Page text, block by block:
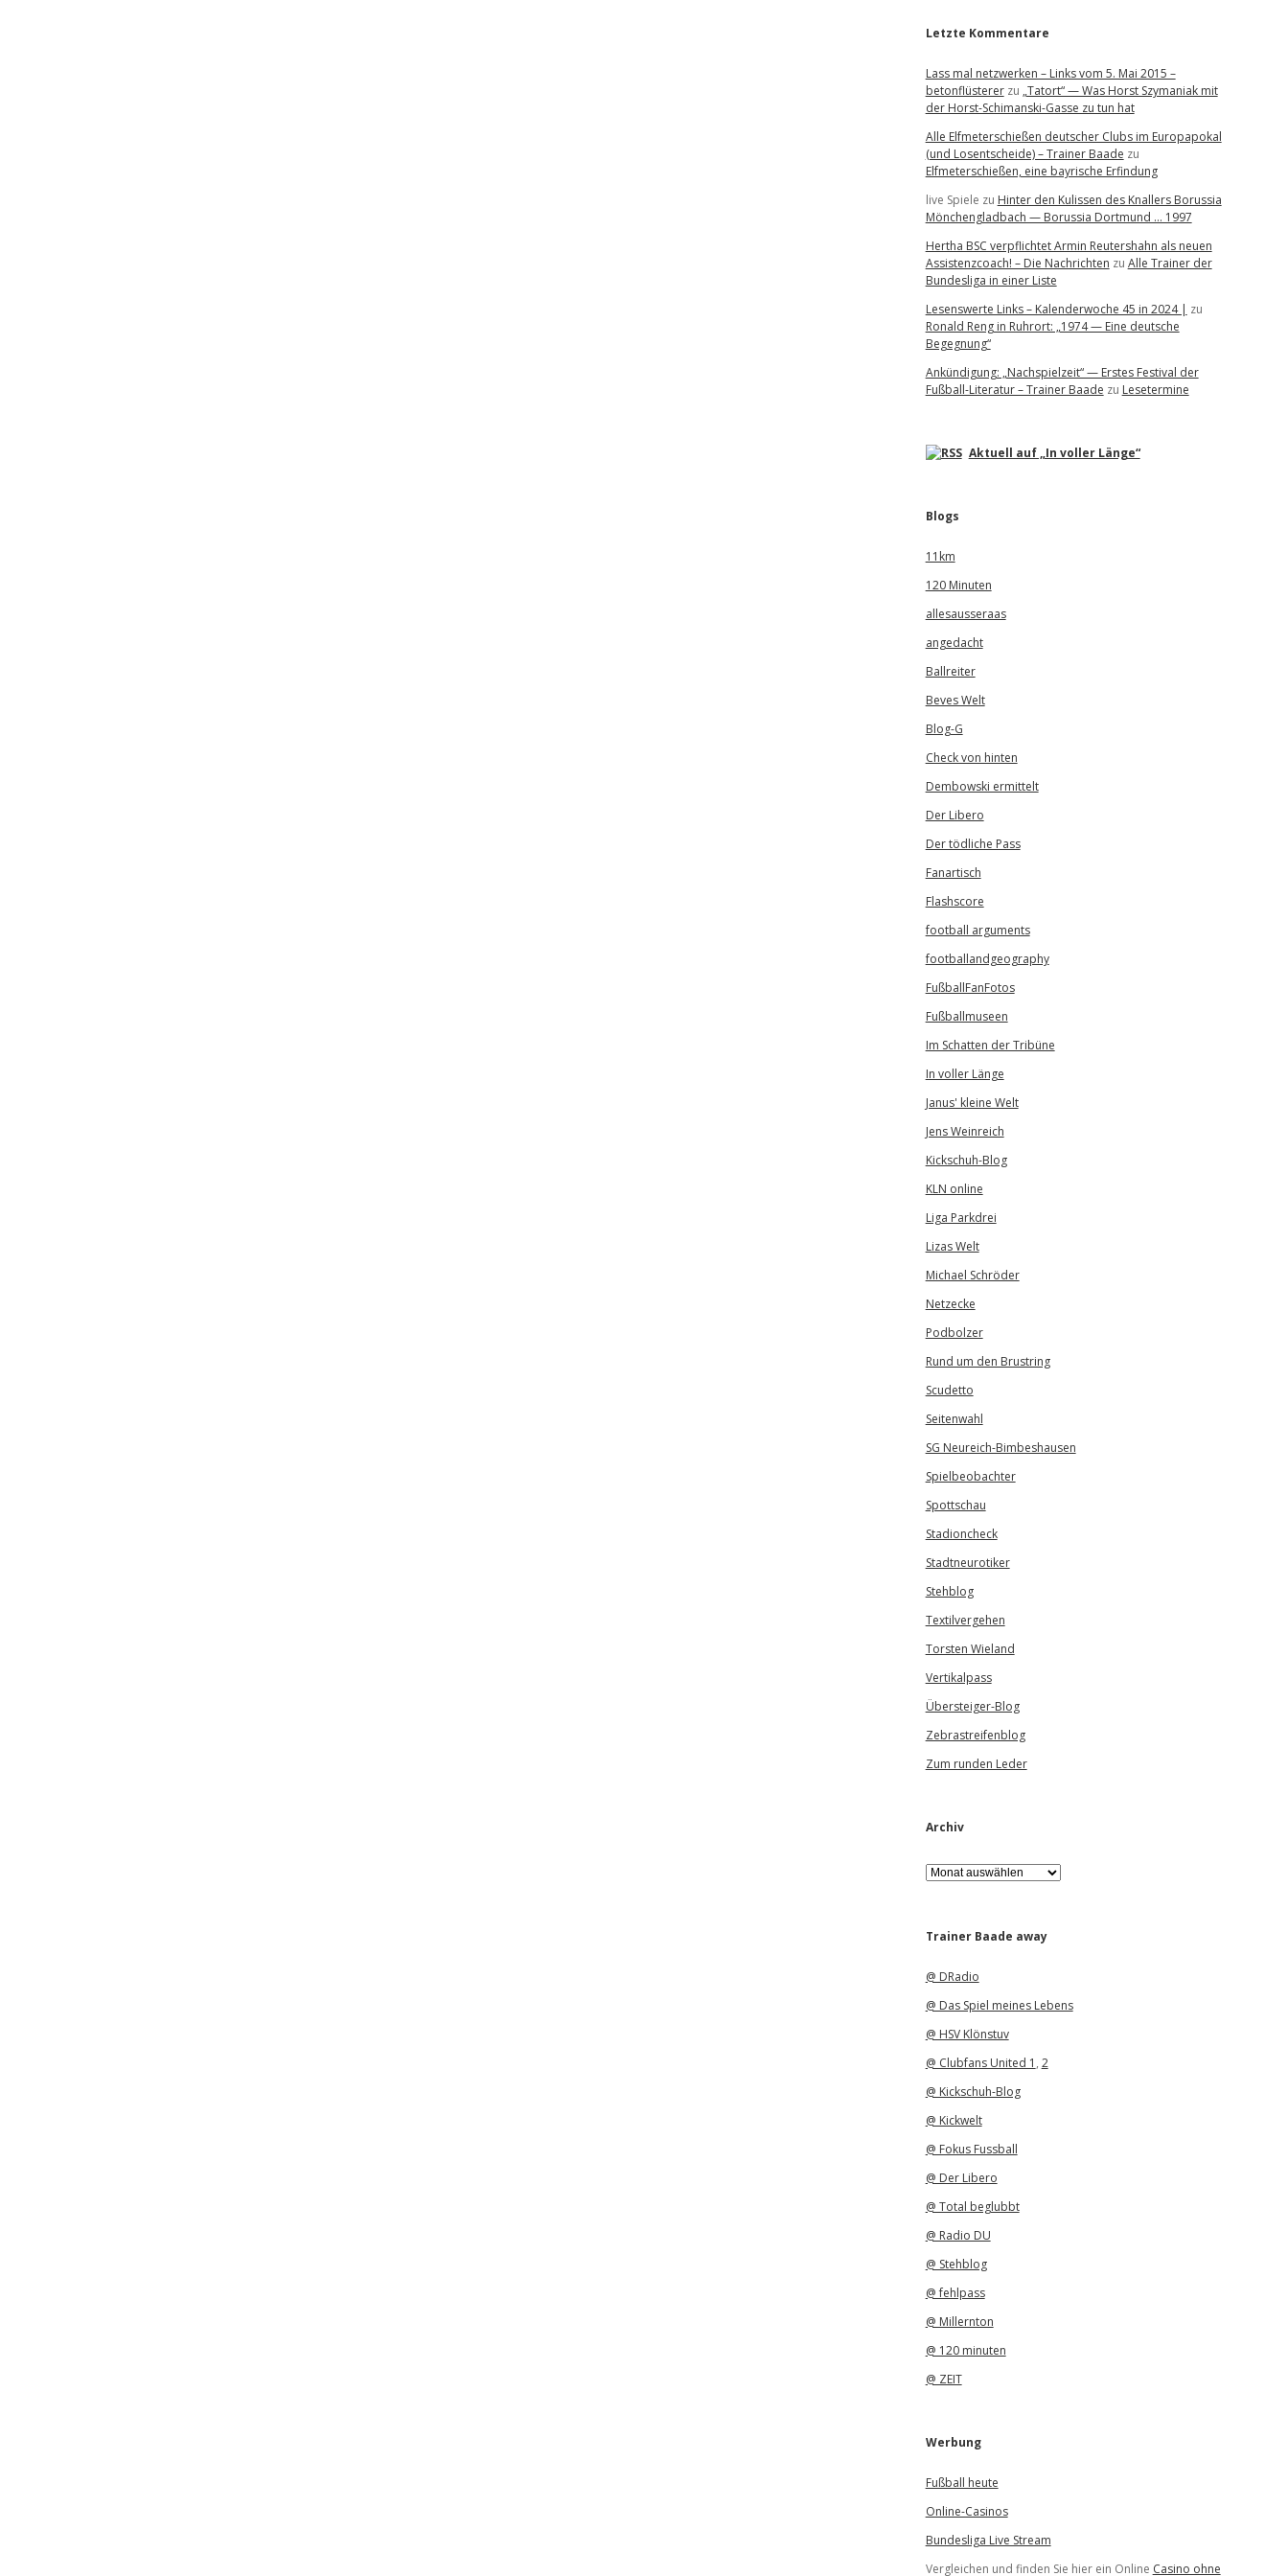
Letzte Kommentare
Lass mal netzwerken – Links vom 5. Mai 2015 –
betonflüstererzu „Tatort“ — Was Horst Szymaniak mit
der Horst-Schimanski-Gasse zu tun hat
Alle Elfmeterschießen deutscher Clubs im Europapokal
(und Losentscheide) – Trainer Baade zu
Elfmeterschießen, eine bayrische Erfindung
live Spiele zu Hinter den Kulissen des Knallers Borussia
Mönchengladbach — Borussia Dortmund … 1997
Hertha BSC verpflichtet Armin Reutershahn als neuen
Assistenzcoach! – Die Nachrichten zu Alle Trainer der
Bundesliga in einer Liste
Lesenswerte Links – Kalenderwoche 45 in 2024 | zu
Ronald Reng in Ruhrort: „1974 — Eine deutsche
Begegnung“
Ankündigung: „Nachspielzeit“ — Erstes Festival der
Fußball-Literatur – Trainer Baade zu Lesetermine
Aktuell auf „In voller Länge“
Blogs
11km
120 Minuten
allesausseraas
angedacht
Ballreiter
Beves Welt
Blog-G
Check von hinten
Dembowski ermittelt
Der Libero
Der tödliche Pass
Fanartisch
Flashscore
football arguments
footballandgeography
FußballFanFotos
Fußballmuseen
Im Schatten der Tribüne
In voller Länge
Janus' kleine Welt
Jens Weinreich
Kickschuh-Blog
KLN online
Liga Parkdrei
Lizas Welt
Michael Schröder
Netzecke
Podbolzer
Rund um den Brustring
Scudetto
Seitenwahl
SG Neureich-Bimbeshausen
Spielbeobachter
Spottschau
Stadioncheck
Stadtneurotiker
Stehblog
Textilvergehen
Torsten Wieland
Vertikalpass
Übersteiger-Blog
Zebrastreifenblog
Zum runden Leder
Archiv
A
r
iTrainer Baade away
@ DRadio
@ Das Spiel meines Lebens
@ HSV Klönstuv
@ Clubfans United 1 , 2
@ Kickschuh-Blog
@ Kickwelt
@ Fokus Fussball
@ Der Libero
@ Total beglubbt
@ Radio DU
@ Stehblog
@ fehlpass
@ Millernton
@ 120 minuten
@ ZEIT
Werbung
Fußball heute
Online-Casinos
Bundesliga Live Stream
Vergleichen und finden Sie hier ein Online Casino ohne